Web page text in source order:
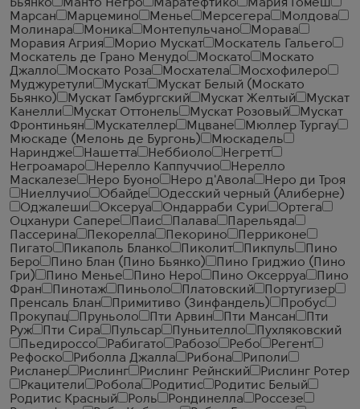
Бьянко
Манто Негро Маратефтико
Мария Гомеш
Марсан
Марцемино Менье Мерсегера
Молдова
Молинара
Моника Монтепульчано
Морава
Моравия Агрия
Морио Мускат
Москатель Гальего
Москатель де Грано Менудо
Москато
Москато
Джалло
Москато Роза Мосхатела
Мосхофилеро
Муджуретули
Мускат
Мускат Белый (Москато
Бьянко)
Мускат Гамбургский Мускат Желтый
Мускат
Канелли
Мускат Оттонель Мускат Розовый
Мускат
Фронтиньян
Мускателлер Мцване
Мюллер Тургау
Мюскаде (Мелонь де Бургонь)
Мюскадель
Нариндже
Нашетта Неббиоло
Негретт
Негроамаро
Нерелло Каппуччио
Нерелло
Маскалезе
Неро Буоно Неро д'Авола
Неро ди Троя
Ниеллучио
Обайде
Одесский черный (Алиберне)
Оджалеши
Оксеруа Ондарраби Сури
Ортега
Оцханури Сапере
Паис Палава
Парельяда
Пассерина
Пекорелла Пекорино
Перриконе
Пигато
Пикаполь Бланко Пиколит Пикпуль
Пино
Беро
Пино Блан (Пино Бьянко)
Пино Гриджио (Пино
Гри)
Пино Менье Пино Неро Пино Оксерруа
Пино
Фран
Пинотаж Пиньоло Платовский
Португизер
Пренсаль Блан
Примитиво (Зинфандель)
Пробус
Прокупац
Пруньоло Пти Арвин Пти Мансан
Пти
Руж
Пти Сира Пульсар Пуньителло
Пухляковский
Пьедироссо
Рабигато Рабозо Ребо
Регент
Рефоско
Риболла Джалла Рибона
Риполи
Рисланер
Рислинг Рислинг Рейнский
Рислинг Ротер
Ркацители
Робола Родитис
Родитис Белый
Родитис Красный
Роль Рондинелла
Россезе